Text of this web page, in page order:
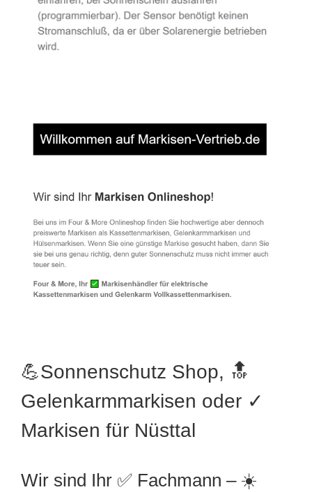
💪Sonnenschutz Shop, 🔝
Gelenkarmmarkisen oder ✓
Markisen für Nüsttal
Wir sind Ihr ✅ Fachmann – ☀️